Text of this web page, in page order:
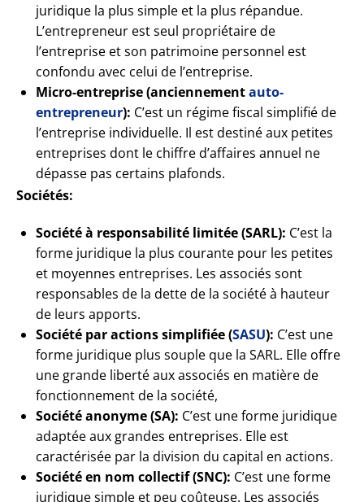
juridique la plus simple et la plus répandue.
L’entrepreneur est seul propriétaire de
l’entreprise et son patrimoine personnel est
confondu avec celui de l’entreprise.
Micro-entreprise (anciennementauto-
entrepreneur): C’est un régime fiscal simplifié de
l’entreprise individuelle. Il est destiné aux petites
entreprises dont le chiffre d’affaires annuel ne
dépasse pas certains plafonds.
Sociétés:
Société à responsabilité limitée (SARL): C’est la
forme juridique la plus courante pour les petites
et moyennes entreprises. Les associés sont
responsables de la dette de la société à hauteur
de leurs apports.
Société par actions simplifiée (SASU): C’est une
forme juridique plus souple que la SARL. Elle offre
une grande liberté aux associés en matière de
fonctionnement de la société,
Société anonyme (SA): C’est une forme juridique
adaptée aux grandes entreprises. Elle est
caractérisée par la division du capital en actions.
Société en nom collectif (SNC): C’est une forme
juridique simple et peu coûteuse. Les associés